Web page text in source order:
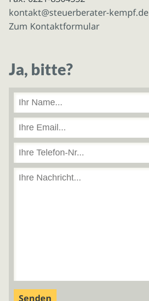
kontakt@steuerberater-kempf.de
Zum Kontaktformular
Ja, bitte?